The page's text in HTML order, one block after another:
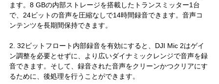
ます。8 GBの内部ストレージを搭載したトランスミッター1台
で、24ビットの音声を圧縮なしで14時間録音できます。音声コ
ンテンツを長期間保持できます。
2. 32ビットフロート内部録音を有効にすると、DJI Mic 2はゲイ
ン調整を必要とせずに、より広いダイナミックレンジで音声を録
音できます。そして、録音された音声をクリーンかつクリアにす
るために、後処理を行うことができます。